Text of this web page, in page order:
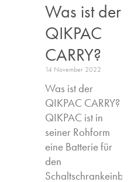
Was ist der
QIKPAC
CARRY?
14 November 2022
Was ist der
QIKPAC CARRY?
QIKPAC ist in
seiner Rohform
eine Batterie für
den
Schaltschrankeinbau.